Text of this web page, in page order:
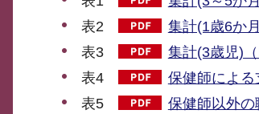
表2
集計(1歳6か
表3
集計(3歳児)（
表4
保健師による
表5
保健師以外の